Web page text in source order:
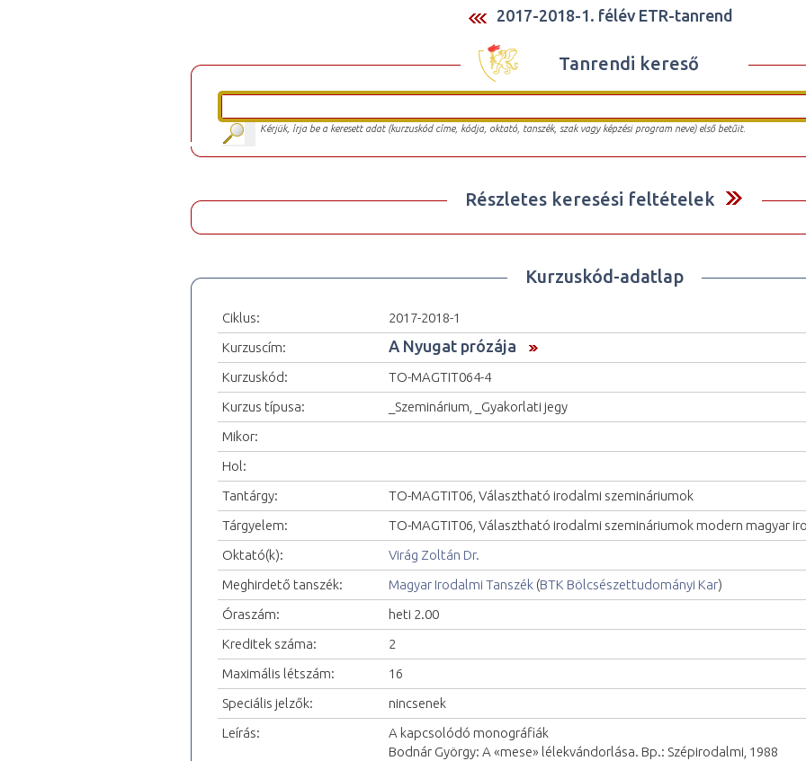
2017-2018-1. félév ETR-tanrend
Tanrendi kereső
Kérjük, írja be a keresett adat (kurzuskód címe, kódja, oktató, tanszék, szak vagy képzési program neve) első betűit.
Részletes keresési feltételek
Kurzuskód-adatlap
Ciklus:
2017-2018-1
Kurzuscím:
A Nyugat prózája
Kurzuskód:
TO-MAGTIT064-4
Kurzus típusa:
_Szeminárium, _Gyakorlati jegy
Mikor:
Hol:
Tantárgy:
TO-MAGTIT06, Választható irodalmi szemináriumok
Tárgyelem:
TO-MAGTIT06, Választható irodalmi szemináriumok modern magyar
Oktató(k):
Virág Zoltán Dr.
Meghirdető tanszék:
Magyar Irodalmi Tanszék (BTK Bölcsészettudományi Kar)
Óraszám:
heti 2.00
Kreditek száma:
2
Maximális létszám:
16
Speciális jelzők:
nincsenek
Leírás:
A kapcsolódó monográfiák
Bodnár György: A «mese» lélekvándorlása. Bp.: Szépirodalmi, 1988